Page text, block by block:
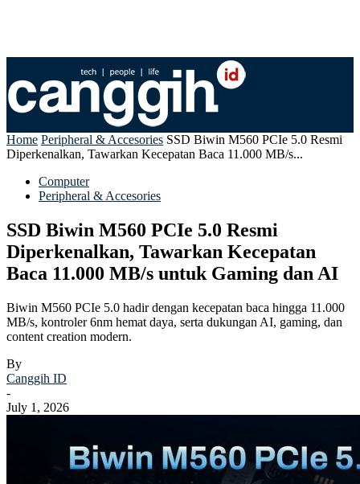
Home Peripheral & Accesories SSD Biwin M560 PCIe 5.0 Resmi
Diperkenalkan, Tawarkan Kecepatan Baca 11.000 MB/s...
Computer
Peripheral & Accesories
SSD Biwin M560 PCIe 5.0 Resmi
Diperkenalkan, Tawarkan Kecepatan
Baca 11.000 MB/s untuk Gaming dan AI
Biwin M560 PCIe 5.0 hadir dengan kecepatan baca hingga 11.000
MB/s, kontroler 6nm hemat daya, serta dukungan AI, gaming, dan
content creation modern.
By
Canggih ID
-
July 1, 2026